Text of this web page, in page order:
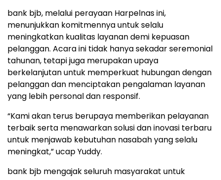
bank bjb, melalui perayaan Harpelnas ini,
menunjukkan komitmennya untuk selalu
meningkatkan kualitas layanan demi kepuasan
pelanggan. Acara ini tidak hanya sekadar seremonial
tahunan, tetapi juga merupakan upaya
berkelanjutan untuk memperkuat hubungan dengan
pelanggan dan menciptakan pengalaman layanan
yang lebih personal dan responsif.
“Kami akan terus berupaya memberikan pelayanan
terbaik serta menawarkan solusi dan inovasi terbaru
untuk menjawab kebutuhan nasabah yang selalu
meningkat,” ucap Yuddy.
bank bjb mengajak seluruh masyarakat untuk